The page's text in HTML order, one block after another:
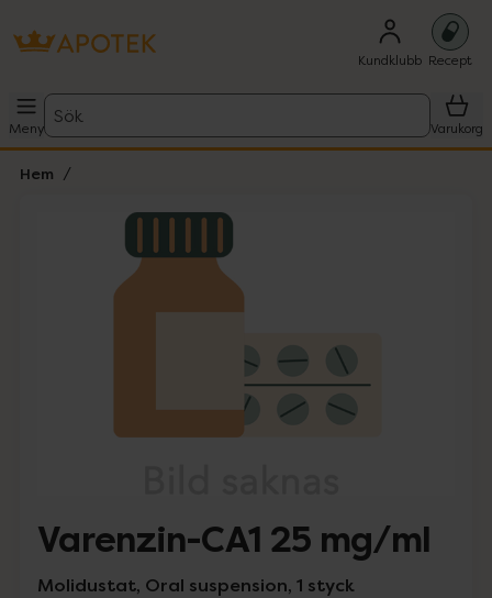
Kundklubb Recept
Meny
Sök
Varukorg
Hem
Lista: . Innehåller 1 objekt.
Varenzin-CA1 25 mg/ml
Molidustat, Oral suspension, 1 styck